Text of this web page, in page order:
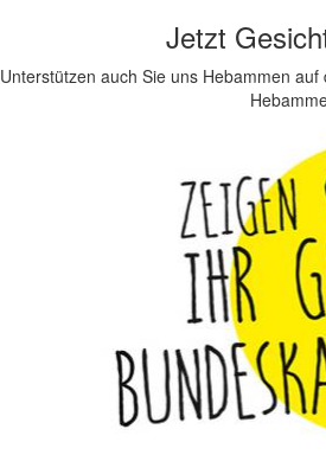
Jetzt
Unterstützen auch Sie uns Hebammen